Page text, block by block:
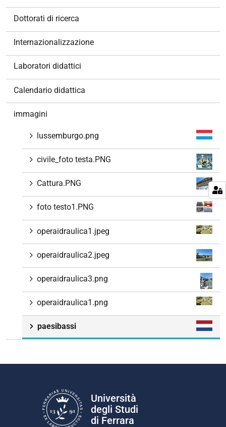
Dottorati di ricerca
Internazionalizzazione
Laboratori didattici
Calendario didattica
immagini
lussemburgo.png
civile_foto testa.PNG
Cattura.PNG
foto testo1.PNG
operaidraulica1.jpeg
operaidraulica2.jpeg
operaidraulica3.png
operaidraulica1.png
paesibassi
Università
degli Studi
di Ferrara